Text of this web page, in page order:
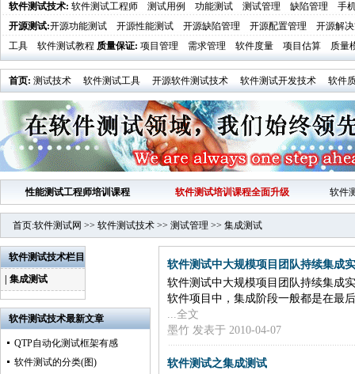
软件测试技术: 软件测试工程师 测试用例 功能测试 测试管理 缺陷管理
手
开源测试:开源功能测试 开源性能测试 开源缺陷管理 开源配置管理
开源解
工具
软件测试教程 质量保证: 项目管理 需求管理 软件度量 项目估算 质量
首页: 测试技术 软件测试工具 开源软件测试技术 软件测试开发技术
软件
业界新闻
软件测试时代活动发布
性能测试工程师培训课程 软件测试培训课程全面升级 软件
首页:软件测试网 >> 软件测试技术 >> 测试管理 >> 集成测试
软件测试技术栏目
| 集成测试
软件测试技术最新文章
QTP自动化测试框架有感
软件测试的分类(图)
软件测试中大规模项目团队持续集成
软件测试中大规模项目团队持续集成
软件项目中，集成阶段一般都是在最
...全文
墨竹 发表于 2010-04-07
软件测试之集成测试